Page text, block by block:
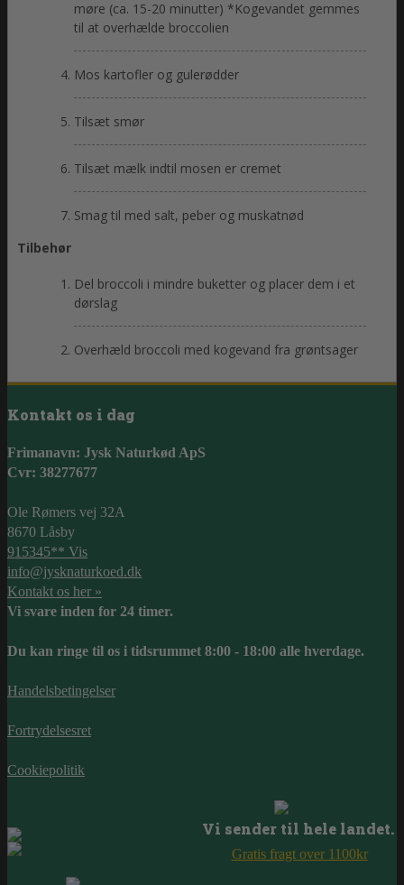
møre (ca. 15-20 minutter) *Kogevandet gemmes
til at overhælde broccolien
Mos kartofler og gulerødder
Tilsæt smør
Tilsæt mælk indtil mosen er cremet
Smag til med salt, peber og muskatnød
Tilbehør
Del broccoli i mindre buketter og placer dem i et
dørslag
Overhæld broccoli med kogevand fra grøntsager
Kontakt os i dag
Frimanavn: Jysk Naturkød ApS
Cvr: 38277677
Ole Rømers vej 32A
8670 Låsby
915345** Vis
info@jysknaturkoed.dk
Kontakt os her »
Vi svare inden for 24 timer.
Du kan ringe til os i tidsrummet 8:00 - 18:00 alle hverdage.
Handelsbetingelser
Fortrydelsesret
Cookiepolitik
Vi sender til hele landet.
Gratis fragt over 1100kr